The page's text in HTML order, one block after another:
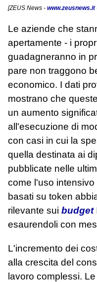
[ZEUS News - www.zeusnews.it
Le aziende che
apertamente - i
guadagneranno in
pare non traggono
economico. I dati
mostrano che
un aumento
all'esecuzione di
con casi in cui la
quella destinata ai
pubblicate nelle
come l'uso intensivo
basati su token
rilevante sui budget
esaurendoli con
L'incremento dei
alla crescita del
lavoro complessi.